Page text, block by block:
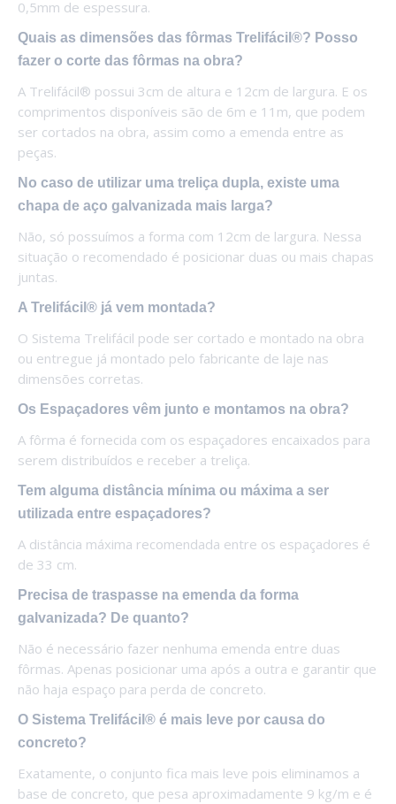
0,5mm de espessura.
Quais as dimensões das fôrmas Trelifácil®? Posso
fazer o corte das fôrmas na obra?
A Trelifácil® possui 3cm de altura e 12cm de largura. E os
comprimentos disponíveis são de 6m e 11m, que podem
ser cortados na obra, assim como a emenda entre as
peças.
No caso de utilizar uma treliça dupla, existe uma
chapa de aço galvanizada mais larga?
Não, só possuímos a forma com 12cm de largura. Nessa
situação o recomendado é posicionar duas ou mais chapas
juntas.
A Trelifácil® já vem montada?
O Sistema Trelifácil pode ser cortado e montado na obra
ou entregue já montado pelo fabricante de laje nas
dimensões corretas.
Os Espaçadores vêm junto e montamos na obra?
A fôrma é fornecida com os espaçadores encaixados para
serem distribuídos e receber a treliça.
Tem alguma distância mínima ou máxima a ser
utilizada entre espaçadores?
A distância máxima recomendada entre os espaçadores é
de 33 cm.
Precisa de traspasse na emenda da forma
galvanizada? De quanto?
Não é necessário fazer nenhuma emenda entre duas
fôrmas. Apenas posicionar uma após a outra e garantir que
não haja espaço para perda de concreto.
O Sistema Trelifácil® é mais leve por causa do
concreto?
Exatamente, o conjunto fica mais leve pois eliminamos a
base de concreto, que pesa aproximadamente 9 kg/m e é